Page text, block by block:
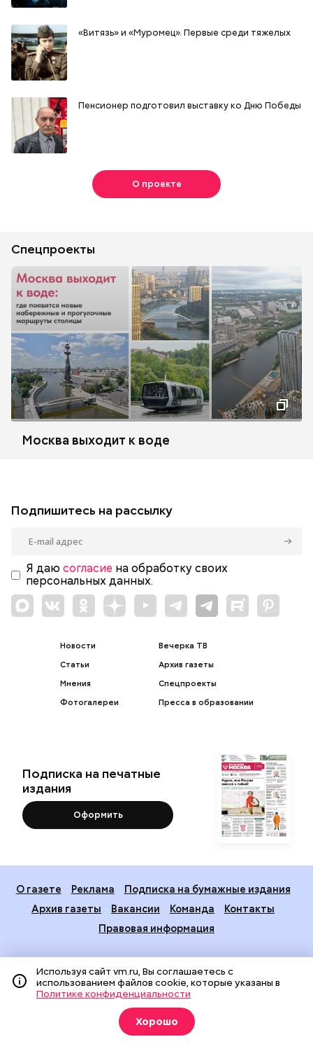
«Витязь» и «Муромец». Первые среди тяжелых
Пенсионер подготовил выставку ко Дню Победы
О проекте
Спецпроекты
Москва выходит к воде
Подпишитесь на рассылку
Я даю согласие на обработку своих
персональных данных.
Новости
Статьи
Мнения
Фотогалереи
Вечерка ТВ
Архив газеты
Спецпроекты
Пресса в образовании
Подписка на печатные
издания
Оформить
О газете Реклама
Подписка на бумажные издания
Архив газеты
Вакансии Команда
Контакты
Правовая информация
Издание создано при финансовой поддержке Департамента
Используя сайт vm.ru, Вы соглашаетесь с
использованием файлов cookie, которые указаны в
Политике конфиденциальности
Хорошо